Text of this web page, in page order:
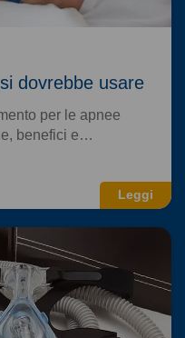
Leggi
dovrebbe usare
per le apnee
benefici e…